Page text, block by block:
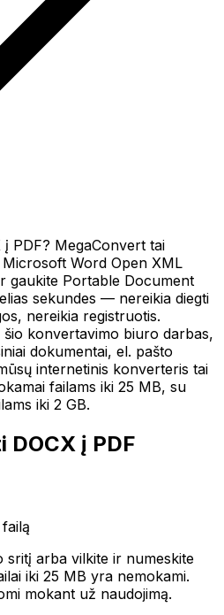
PDF? MegaConvert tai
Word Open XML
gaukite Portable Document
sekundes — nereikia diegti
nereikia registruotis.
konvertavimo biuro darbas,
dokumentai, el. pašto
internetinis konverteris tai
failams iki 25 MB, su
iki 2 GB.
į PDF
sritį arba vilkite ir numeskite
iki 25 MB yra nemokami.
mokant už naudojimą.